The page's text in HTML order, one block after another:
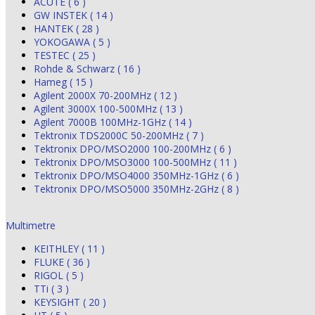
GW INSTEK ( 14 )
HANTEK ( 28 )
YOKOGAWA ( 5 )
TESTEC ( 25 )
Rohde & Schwarz ( 16 )
Hameg ( 15 )
Agilent 2000X 70-200MHz ( 12 )
Agilent 3000X 100-500MHz ( 13 )
Agilent 7000B 100MHz-1GHz ( 14 )
Tektronix TDS2000C 50-200MHz ( 7 )
Tektronix DPO/MSO2000 100-200MHz ( 6 )
Tektronix DPO/MSO3000 100-500MHz ( 11 )
Tektronix DPO/MSO4000 350MHz-1GHz ( 6 )
Tektronix DPO/MSO5000 350MHz-2GHz ( 8 )
Multimetre
KEITHLEY ( 11 )
FLUKE ( 36 )
RIGOL ( 5 )
TTi ( 3 )
KEYSIGHT ( 20 )